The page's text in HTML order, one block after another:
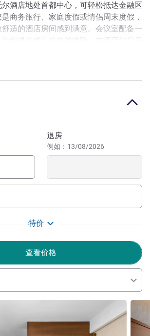
酒店地处首都中心，可轻松抵达金融区
商务旅行、家庭度假或情侣周末度假，
适的酒店房间感到满意。会议室配备一
食。
而实用的设计，可以唤醒您的感官，恢
拉热窝的城市全景尽收眼底。在萨拉热
店，与家人一起享受欢乐时光。
一个多元化的城市，萨拉热窝将丰富的
，吸引全球各地的游客慕名前来。
hotels in te city. We focus on providing
quality of service and cozy feeling of
to satisfy needs of leisure and
alike.
退房
例如：13/08/2026
特价
查看价格
请参